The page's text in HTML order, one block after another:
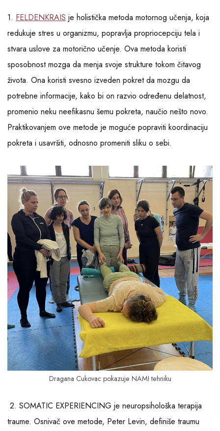
1. FELDENKRAIS je holistička metoda motornog učenja, koja
redukuje stres u organizmu, popravlja propriocepciju tela i
stvara uslove za motorično učenje. Ova metoda koristi
sposobnost mozga da menja svoje strukture tokom čitavog
života. Ona koristi svesno izveden pokret da mozgu da
potrebne informacije, kako bi on razvio određenu delatnost,
promenio neku neefikasnu šemu pokreta, naučio nešto novo.
Praktikovanjem ove metode je moguće popraviti koordinaciju
pokreta i usavršiti, odnosno promeniti sliku o sebi.
Dragana Cukovac pokazuje NAMI tehniku
2. SOMATIC EXPERIENCING je neuropsihološka terapija
traume. Osnivač ove metode, Peter Levin, definiše traumu